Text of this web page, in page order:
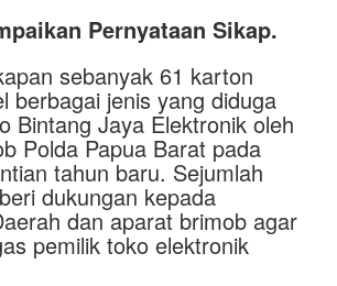
Pernyataan Sikap.
sebanyak 61 karton
berbagai jenis yang diduga
Bintang Jaya Elektronik oleh
Polda Papua Barat pada
tahun baru. Sejumlah
dukungan kepada
dan aparat brimob agar
pemilik toko elektronik